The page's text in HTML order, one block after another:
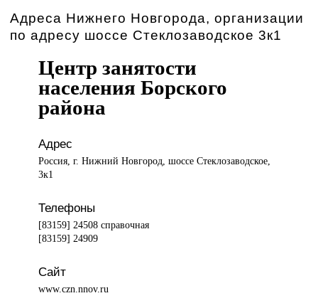
Адреса Нижнего Новгорода, организации
по адресу шоссе Стеклозаводское 3к1
Центр занятости
населения Борского
района
Адрес
Россия, г. Нижний Новгород, шоссе Стеклозаводское,
3к1
Телефоны
[83159] 24508 справочная
[83159] 24909
Сайт
www.czn.nnov.ru